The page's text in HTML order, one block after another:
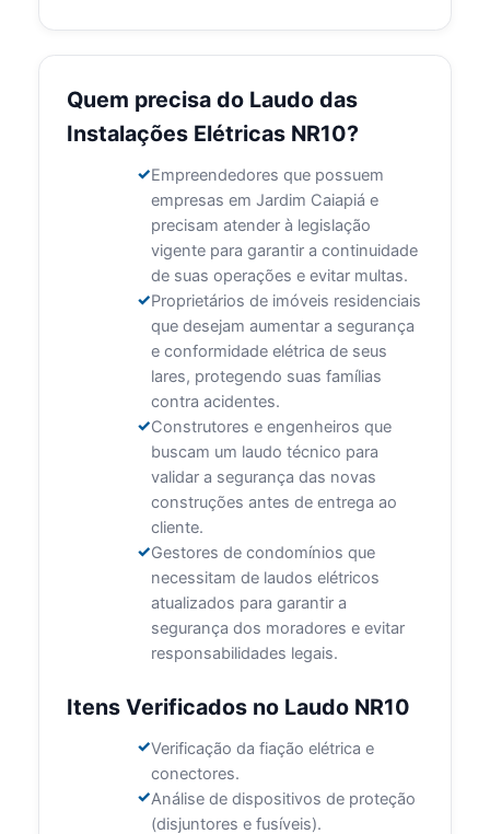
Quem precisa do Laudo das
Instalações Elétricas NR10?
Empreendedores que possuem
empresas em Jardim Caiapiá e
precisam atender à legislação
vigente para garantir a continuidade
de suas operações e evitar multas.
Proprietários de imóveis residenciais
que desejam aumentar a segurança
e conformidade elétrica de seus
lares, protegendo suas famílias
contra acidentes.
Construtores e engenheiros que
buscam um laudo técnico para
validar a segurança das novas
construções antes de entrega ao
cliente.
Gestores de condomínios que
necessitam de laudos elétricos
atualizados para garantir a
segurança dos moradores e evitar
responsabilidades legais.
Itens Verificados no Laudo NR10
Verificação da fiação elétrica e
conectores.
Análise de dispositivos de proteção
(disjuntores e fusíveis).